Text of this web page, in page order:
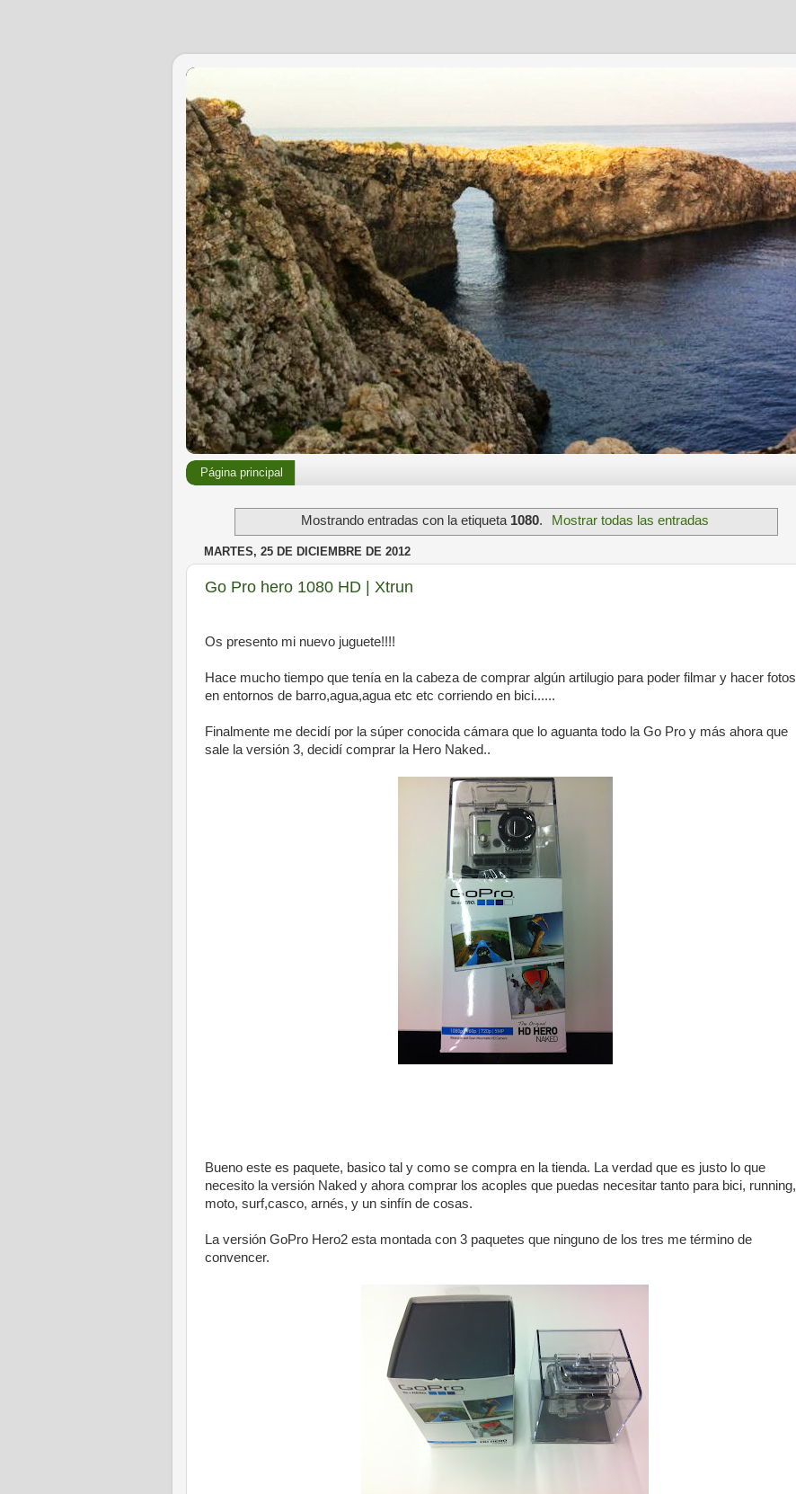
Página principal
Mostrando entradas con la etiqueta 1080. Mostrar todas las entradas
MARTES, 25 DE DICIEMBRE DE 2012
Go Pro hero 1080 HD | Xtrun
Os presento mi nuevo juguete!!!!
Hace mucho tiempo que tenía en la cabeza de comprar algún artilugio para poder filmar y hacer fotos
en entornos de barro,agua,agua etc etc corriendo en bici......
Finalmente me decidí por la súper conocida cámara que lo aguanta todo la Go Pro y más ahora que
sale la versión 3, decidí comprar la Hero Naked..
Bueno este es paquete, basico tal y como se compra en la tienda. La verdad que es justo lo que
necesito la versión Naked y ahora comprar los acoples que puedas necesitar tanto para bici, running,
moto, surf,casco, arnés, y un sinfín de cosas.
La versión GoPro Hero2 esta montada con 3 paquetes que ninguno de los tres me término de
convencer.